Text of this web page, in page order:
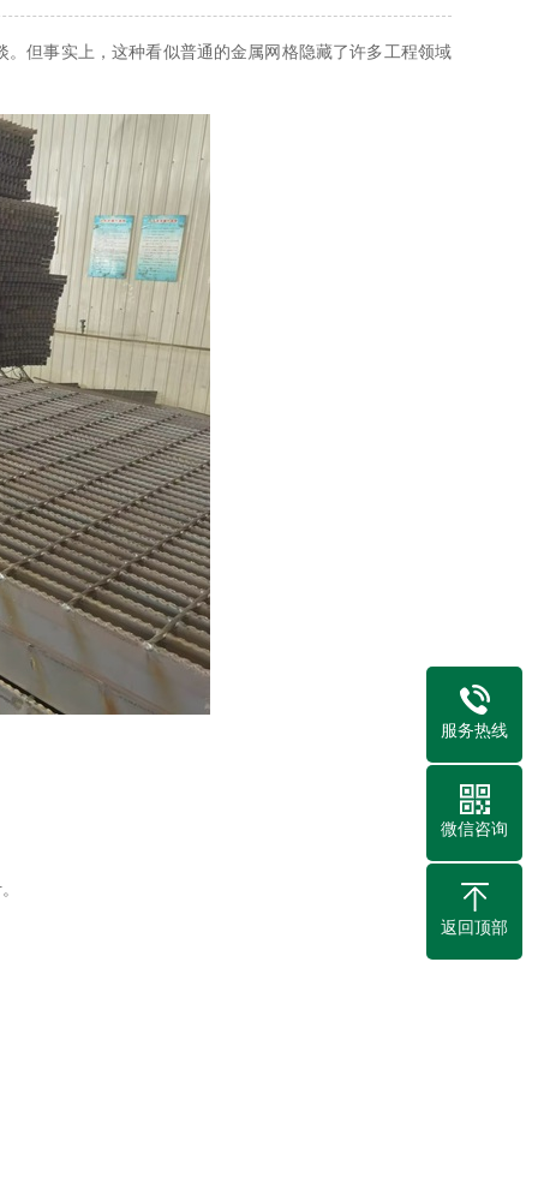
。但事实上，这种看似普通的金属网格隐藏了许多工程领域
服务热线
微信咨询
返回顶部